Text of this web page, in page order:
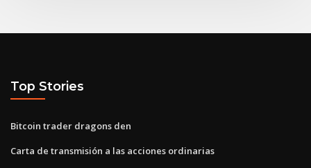
Top Stories
Bitcoin trader dragons den
Carta de transmisión a las acciones ordinarias